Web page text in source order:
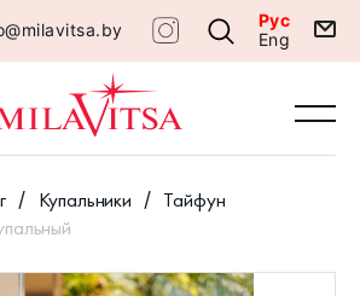
Рус
Eng
Купальники
Тайфун